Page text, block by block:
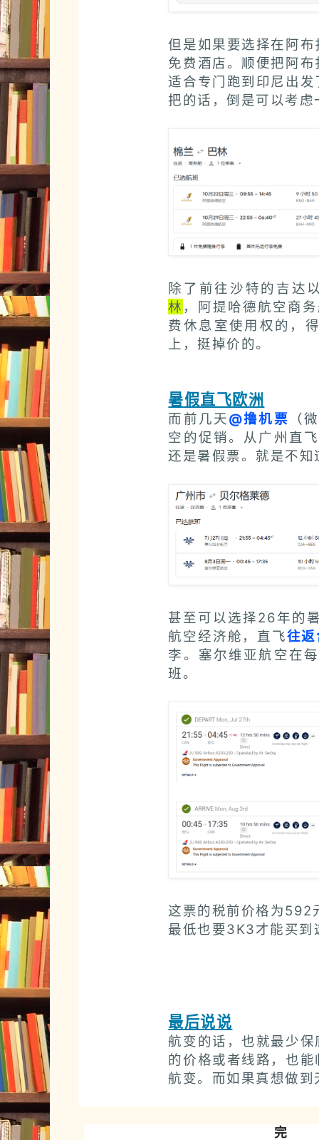
但是如果要选择在阿
免费酒店。顺便把阿
适合专门跑到印尼出
把的话，倒是可以考虑
除了前往沙特的吉达
林 ，阿提哈德航空商
费休息室使用权的，
上，挺掉价的。
暑假直飞欧洲
而前几天@撸机票 （
空的促销。从广州直
还是暑假票。就是不
甚至可以选择26年的
航空经济舱，直飞往
李。塞尔维亚航空在
班。
这票的税前价格为592
最低也要3K3才能买到
最后说说
航变的话，也就最少
的价格或者线路，也
航变。而如果真想做
完